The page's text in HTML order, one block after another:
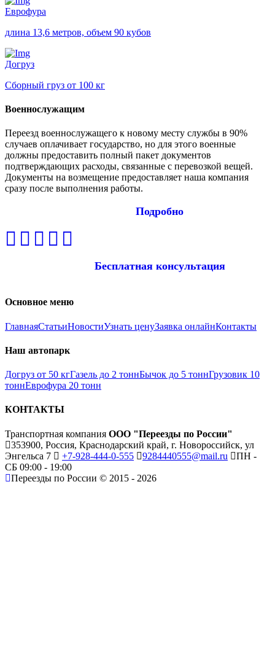
Еврофура
длина 13,6 метров, объем 90 кубов
Догруз
Сборный груз от 100 кг
Военнослужащим
Переезд военнослужащего к новому месту службы в 90%
случаев оплачивает государство, но для этого военные
должны предоставить полный пакет документов
подтверждающих расходы, связанные с перевозкой вещей.
Документы на возмещение предоставляет наша компания
сразу после выполнения работы.
Подробно
Бесплатная консультация
Основное меню
ГлавнаяСтатьиНовостиУзнать ценуЗаявка онлайнКонтакты
Наш автопарк
Догруз от 50 кгГазель до 2 тоннБычок до 5 тоннГрузовик 10
тоннЕврофура 20 тонн
КОНТАКТЫ
Транспортная компания ООО "Переезды по России"
353900, Россия, Краснодарский край, г. Новороссийск, ул
Энгельса 7
+7-928-444-0-555 9284440555@mail.ru
ПН -
СБ 09:00 - 19:00
Переезды по России © 2015 - 2026